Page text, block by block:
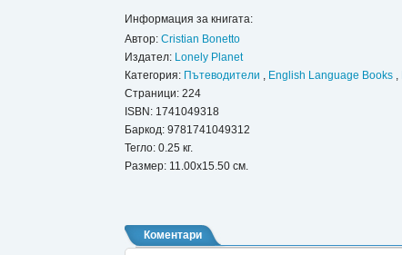
Информация за книгата:
Автор: Cristian Bonetto
Издател: Lonely Planet
Категория: Пътеводители , English Language Books ,
Страници: 224
ISBN: 1741049318
Баркод: 9781741049312
Тегло: 0.25 кг.
Размер: 11.00x15.50 см.
Коментари